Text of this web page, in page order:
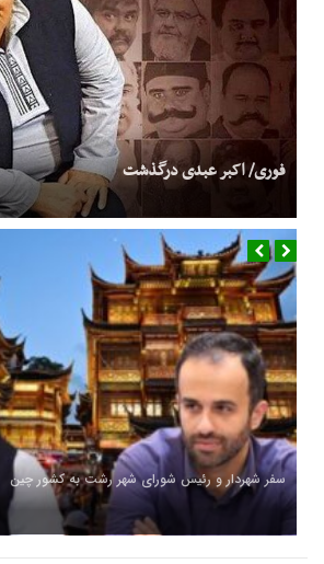
فوری/ اکبر عبدی درگذشت
سفر شهردار و رئیس شورای شهر رشت به کشور چین